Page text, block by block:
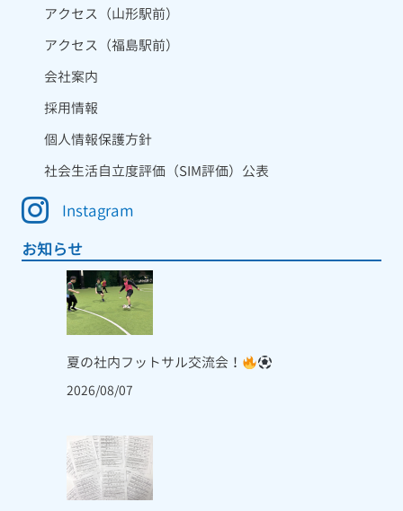
アクセス（山形駅前）
アクセス（福島駅前）
会社案内
採用情報
個人情報保護方針
社会生活自立度評価（SIM評価）公表
Instagram
お知らせ
夏の社内フットサル交流会！
2026/08/07